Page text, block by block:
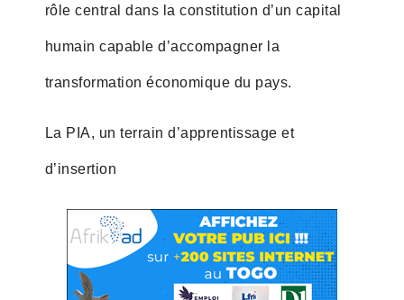
rôle central dans la constitution d’un capital
humain capable d’accompagner la
transformation économique du pays.
La PIA, un terrain d’apprentissage et
d’insertion